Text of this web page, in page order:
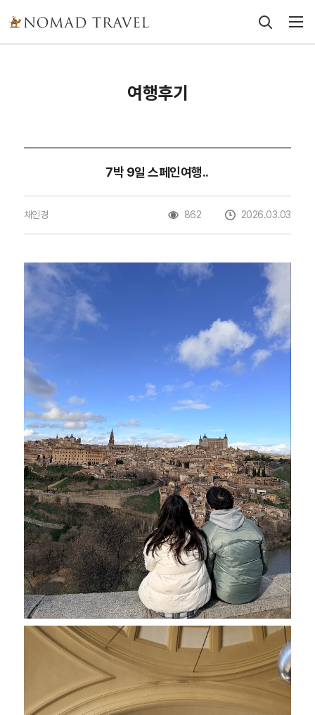
여행후기
7박 9일 스페인여행..
채인경 862 2026.03.03